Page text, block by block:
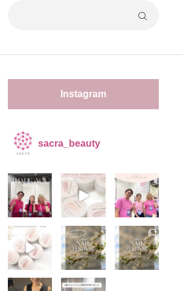
Instagram
sacra_beauty